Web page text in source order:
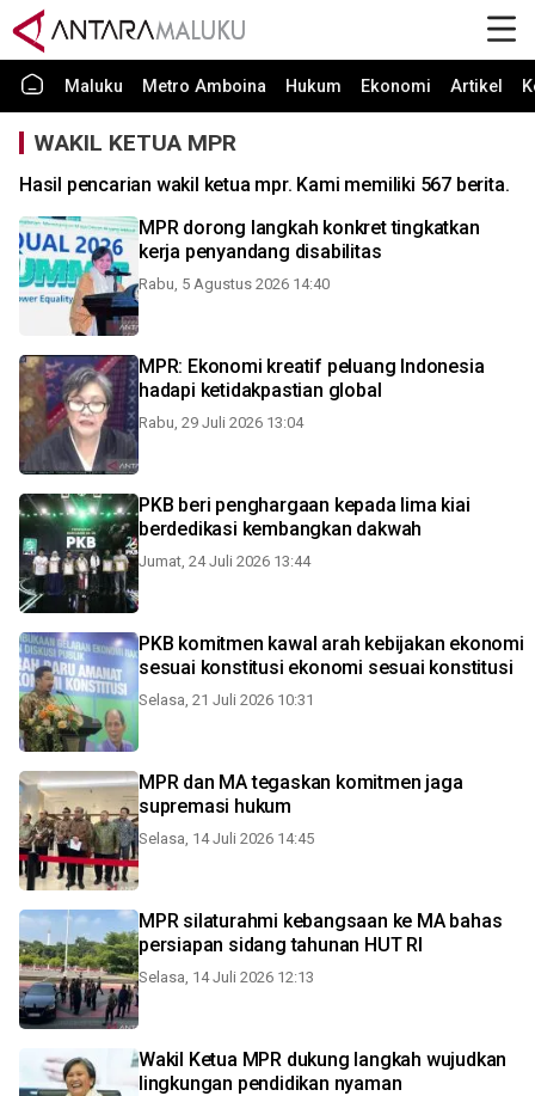
Maluku Metro Amboina Hukum Ekonomi Artikel
WAKIL KETUA MPR
Hasil pencarian wakil ketua mpr. Kami memiliki 567 berita.
MPR dorong langkah konkret tingkatkan
kerja penyandang disabilitas
Rabu, 5 Agustus 2026 14:40
MPR: Ekonomi kreatif peluang Indonesia
hadapi ketidakpastian global
Rabu, 29 Juli 2026 13:04
PKB beri penghargaan kepada lima kiai
berdedikasi kembangkan dakwah
Jumat, 24 Juli 2026 13:44
PKB komitmen kawal arah kebijakan ekonomi
sesuai konstitusi ekonomi sesuai konstitusi
Selasa, 21 Juli 2026 10:31
MPR dan MA tegaskan komitmen jaga
supremasi hukum
Selasa, 14 Juli 2026 14:45
MPR silaturahmi kebangsaan ke MA bahas
persiapan sidang tahunan HUT RI
Selasa, 14 Juli 2026 12:13
Wakil Ketua MPR dukung langkah wujudkan
lingkungan pendidikan nyaman